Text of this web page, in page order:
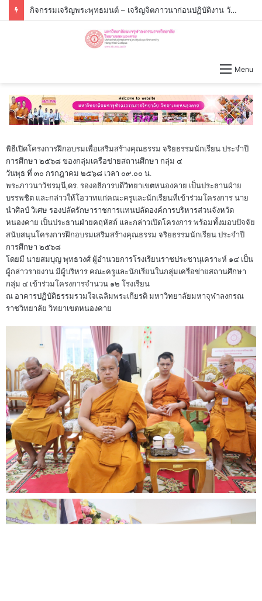
กิจกรรมเจริญพระพุทธมนต์ – เจริญจิตภาวนาก่อนปฏิบัติงาน วันจันทร์ที่่ ๓ สิงหาคม ๒๕๖๙ เวลา ๐๙.๐๐ น.
Menu
พิธีเปิดโครงการฝึกอบรมเพื่อเสริมสร้างคุณธรรม จริยธรรมนักเรียน ประจำปี
การศึกษา ๒๕๖๘ ของกลุ่มเครือข่ายสถานศึกษา กลุ่ม ๔
วันพุธ ที่ ๓๐ กรกฎาคม ๒๕๖๘ เวลา ๐๙.๐๐ น.
พระภาวนาวัชรมุนี,ดร. รองอธิการบดีวิทยาเขตหนองคาย เป็นประธานฝ่าย
บรรพชิต และกล่าวให้โอวาทแก่คณะครูและนักเรียนที่เข้าร่วมโครงการ นาย
นำศิลป์ วิเศษ รองปลัดรักษาราชการแทนปลัดองค์การบริหารส่วนจังหวัด
หนองคาย เป็นประธานฝ่ายคฤหัสถ์ และกล่าวเปิดโครงการ พร้อมทั้งมอบปัจจัย
สนับสนุนโครงการฝีกอบรมเสริมสร้างคุณธรรม จริยธรรมนักเรียน ประจำปี
การศึกษา ๒๕๖๘
โดยมี นายสมบุญ พุทธวงศ์ ผู้อำนวยการโรงเรียนราชประชานุเคราะห์ ๑๔ เป็น
ผู้กล่าวรายงาน มีผู้บริหาร คณะครูและนักเรียนในกลุ่มเครือข่ายสถานศึกษา
กลุ่ม ๔ เข้าร่วมโครงการจำนวน ๑๒ โรงเรียน
ณ อาคารปฏิบัติธรรมรวมใจเฉลิมพระเกียรติ มหาวิทยาลัยมหาจุฬาลงกรณ
ราชวิทยาลัย วิทยาเขตหนองคาย